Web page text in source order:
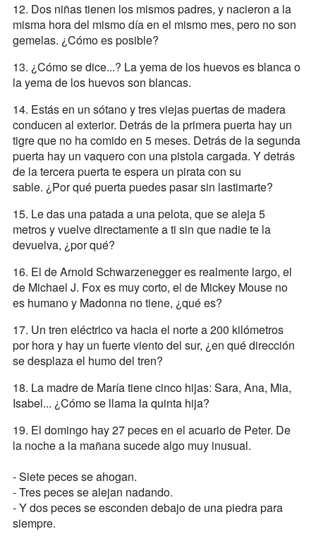
12. Dos niñas tienen los mismos padres, y nacieron a la
misma hora del mismo día en el mismo mes, pero no son
gemelas. ¿Cómo es posible?
13. ¿Cómo se dice...? La yema de los huevos es blanca o
la yema de los huevos son blancas.
14. Estás en un sótano y tres viejas puertas de madera
conducen al exterior. Detrás de la primera puerta hay un
tigre que no ha comido en 5 meses. Detrás de la segunda
puerta hay un vaquero con una pistola cargada. Y detrás
de la tercera puerta te espera un pirata con su
sable. ¿Por qué puerta puedes pasar sin lastimarte?
15. Le das una patada a una pelota, que se aleja 5
metros y vuelve directamente a ti sin que nadie te la
devuelva, ¿por qué?
16. El de Arnold Schwarzenegger es realmente largo, el
de Michael J. Fox es muy corto, el de Mickey Mouse no
es humano y Madonna no tiene, ¿qué es?
17. Un tren eléctrico va hacia el norte a 200 kilómetros
por hora y hay un fuerte viento del sur, ¿en qué dirección
se desplaza el humo del tren?
18. La madre de María tiene cinco hijas: Sara, Ana, Mia,
Isabel... ¿Cómo se llama la quinta hija?
19. El domingo hay 27 peces en el acuario de Peter. De
la noche a la mañana sucede algo muy inusual.
- Siete peces se ahogan.
- Tres peces se alejan nadando.
- Y dos peces se esconden debajo de una piedra para
siempre.